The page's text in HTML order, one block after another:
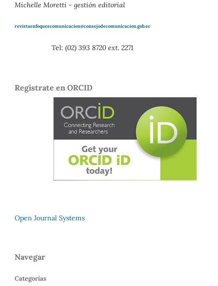
Michelle Moretti - gestión editorial
revistaenfoquescomunicacion@consejodecomunicacion.gob.ec
Tel: (02) 393 8720 ext. 2271
Regístrate en ORCID
Open Journal Systems
Navegar
Categorías